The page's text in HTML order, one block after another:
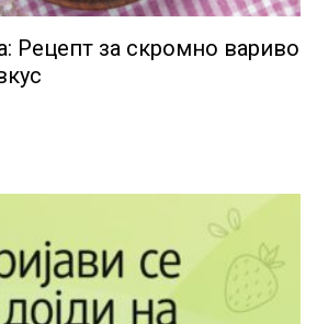
Рецепт за скромно вариво